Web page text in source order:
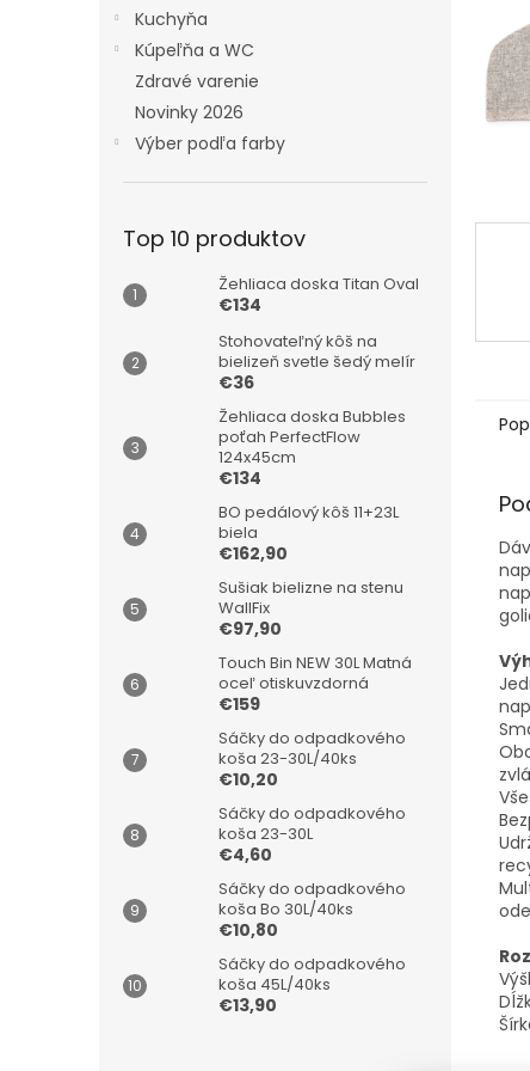
Kuchyňa
Kúpeľňa a WC
Zdravé varenie
Novinky 2026
Výber podľa farby
Top 10 produktov
Žehliaca doska Titan Oval
€134
Stohovateľný kôš na
bielizeň svetle šedý melír
€36
Žehliaca doska Bubbles
poťah PerfectFlow
124x45cm
€134
BO pedálový kôš 11+23L
biela
€162,90
Sušiak bielizne na stenu
WallFix
€97,90
Touch Bin NEW 30L Matná
oceľ otiskuvzdorná
€159
Sáčky do odpadkového
koša 23-30L/40ks
€10,20
Sáčky do odpadkového
koša 23-30L
€4,60
Sáčky do odpadkového
koša Bo 30L/40ks
€10,80
Sáčky do odpadkového
koša 45L/40ks
€13,90